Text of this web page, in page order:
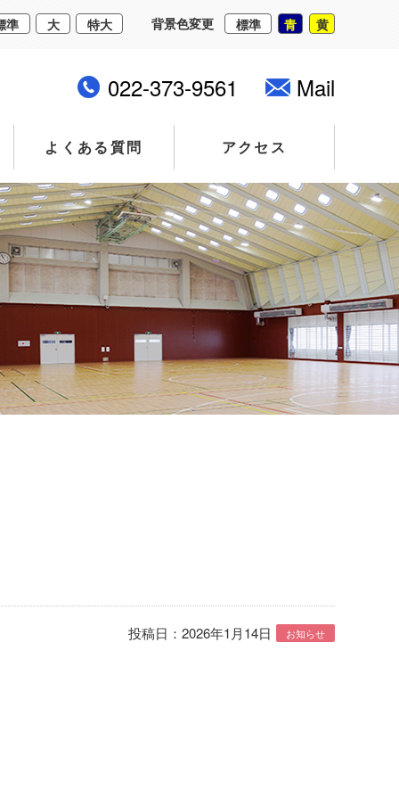
背景色変更 標準 青 黄
準 大 特大
022-373-9561 Mail
よくある質問 アクセス
投稿日：2026年1月14日 お知らせ